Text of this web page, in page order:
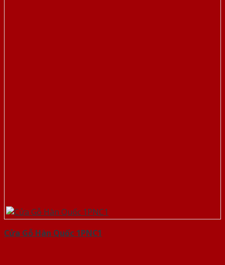
Cửa Gỗ Hàn Quốc 1PNC1